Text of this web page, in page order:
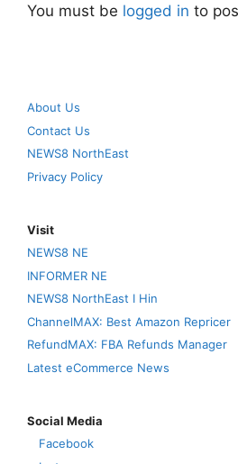
You must be logged in to
About Us
Contact Us
NEWS8 NorthEast
Privacy Policy
Visit
NEWS8 NE
INFORMER NE
NEWS8 NorthEast I Hin
ChannelMAX: Best Amazon Repricer
RefundMAX: FBA Refunds Manager
Latest eCommerce News
Social Media
Facebook